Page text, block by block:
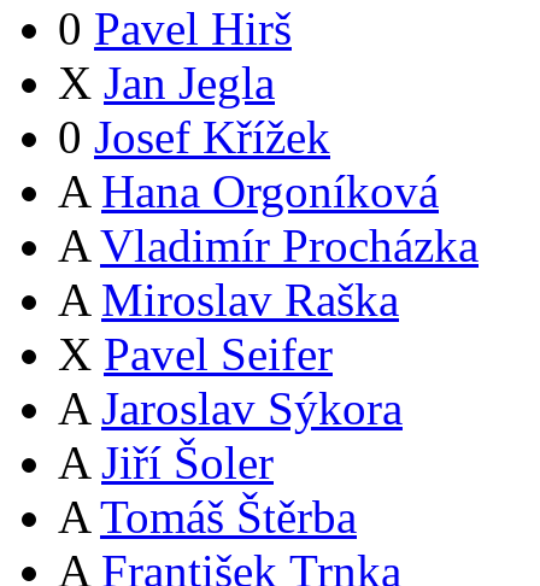
0 Pavel Hirš
X Jan Jegla
0 Josef Křížek
A Hana Orgoníková
A Vladimír Procházka
A Miroslav Raška
X Pavel Seifer
A Jaroslav Sýkora
A Jiří Šoler
A Tomáš Štěrba
A František Trnka